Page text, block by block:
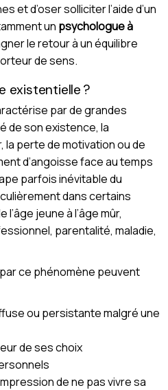
et d’oser solliciter l’aide d’un
un psychologue à
le retour à un équilibre
de sens.
existentielle ?
par de grandes
de son existence, la
la perte de motivation ou de
d’angoisse face au temps
parfois inévitable du
dans certains
jeune à l’âge mûr,
parentalité, maladie,
ce phénomène peuvent
ou persistante malgré une
de ses choix
de ne pas vivre sa